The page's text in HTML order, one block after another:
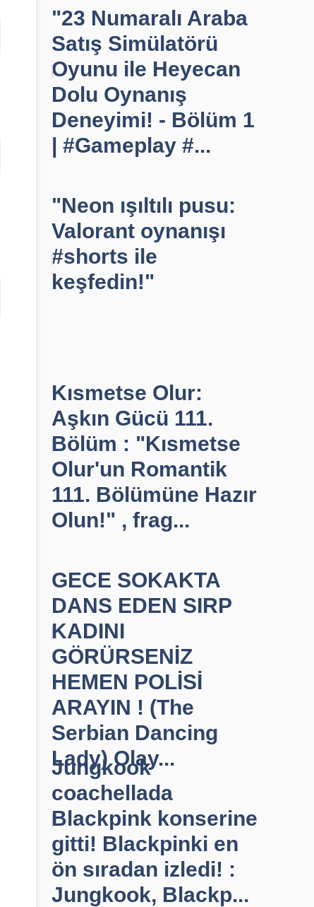
"23 Numaralı Araba
Satış Simülatörü
Oyunu ile Heyecan
Dolu Oynanış
Deneyimi! - Bölüm 1
| #Gameplay #...
"Neon ışıltılı pusu:
Valorant oynanışı
#shorts ile
keşfedin!"
Kısmetse Olur:
Aşkın Gücü 111.
Bölüm : "Kısmetse
Olur'un Romantik
111. Bölümüne Hazır
Olun!" , frag...
GECE SOKAKTA
DANS EDEN SIRP
KADINI
GÖRÜRSENİZ
HEMEN POLİSİ
ARAYIN ! (The
Serbian Dancing
Lady) Olay...
Jungkook
coachellada
Blackpink konserine
gitti! Blackpinki en
ön sıradan izledi! :
Jungkook, Blackp...